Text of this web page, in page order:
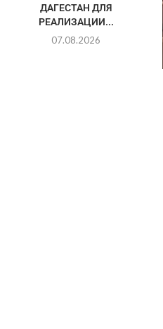
ДАГЕСТАН ДЛЯ
РЕАЛИЗАЦИИ...
07.08.2026